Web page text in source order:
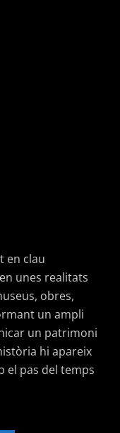
en clau
unes realitats
obres,
un ampli
un patrimoni
hi apareix
el pas del temps